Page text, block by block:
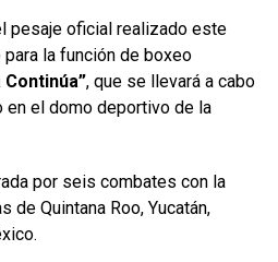
pesaje oficial realizado este
la función de boxeo
Continúa”, que se llevará a cabo
el domo deportivo de la
por seis combates con la
de Quintana Roo, Yucatán,